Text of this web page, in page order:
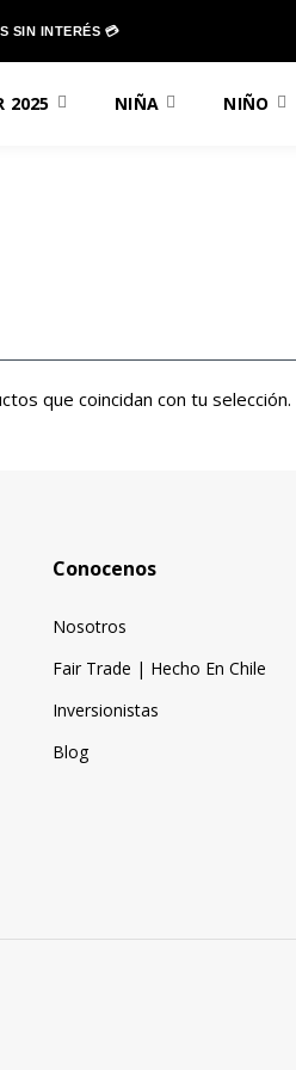
SIN INTERÉS 💳
2025 NIÑA NIÑO
que coincidan con tu selección.
Conocenos
Nosotros
Fair Trade | Hecho En Chile
Inversionistas
Blog